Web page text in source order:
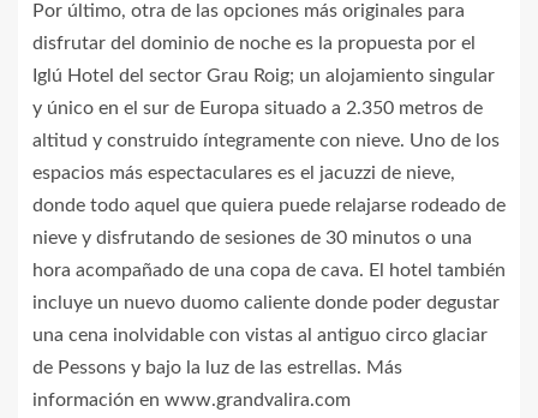
Por último, otra de las opciones más originales para
disfrutar del dominio de noche es la propuesta por el
Iglú Hotel del sector Grau Roig; un alojamiento singular
y único en el sur de Europa situado a 2.350 metros de
altitud y construido íntegramente con nieve. Uno de los
espacios más espectaculares es el jacuzzi de nieve,
donde todo aquel que quiera puede relajarse rodeado de
nieve y disfrutando de sesiones de 30 minutos o una
hora acompañado de una copa de cava. El hotel también
incluye un nuevo duomo caliente donde poder degustar
una cena inolvidable con vistas al antiguo circo glaciar
de Pessons y bajo la luz de las estrellas. Más
información en www.grandvalira.com